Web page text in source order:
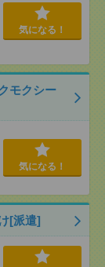
気になる！
モクシー
気になる！
[派遣]